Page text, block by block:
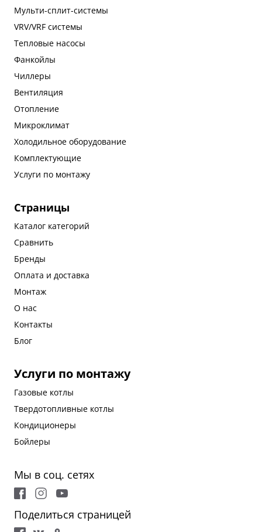
Мульти-сплит-системы
VRV/VRF системы
Тепловые насосы
Фанкойлы
Чиллеры
Вентиляция
Отопление
Микроклимат
Холодильное оборудование
Комплектующие
Услуги по монтажу
Страницы
Каталог категорий
Сравнить
Бренды
Оплата и доставка
Монтаж
О нас
Контакты
Блог
Услуги по монтажу
Газовые котлы
Твердотопливные котлы
Кондиционеры
Бойлеры
Мы в соц. сетях
Поделиться страницей